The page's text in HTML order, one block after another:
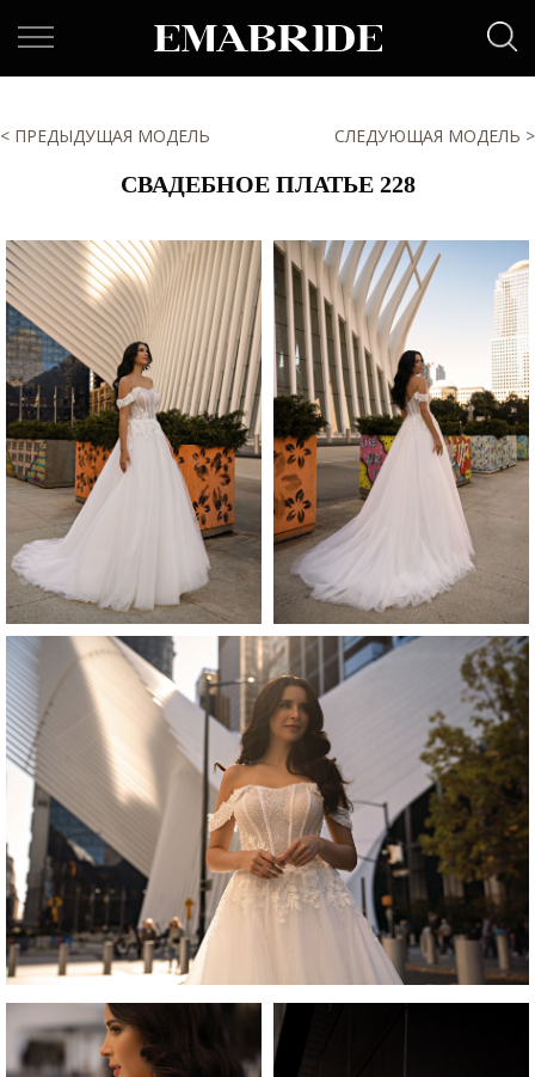
< ПРЕДЫДУЩАЯ МОДЕЛЬ СЛЕДУЮЩАЯ МОДЕЛЬ >
СВАДЕБНОЕ ПЛАТЬЕ 228